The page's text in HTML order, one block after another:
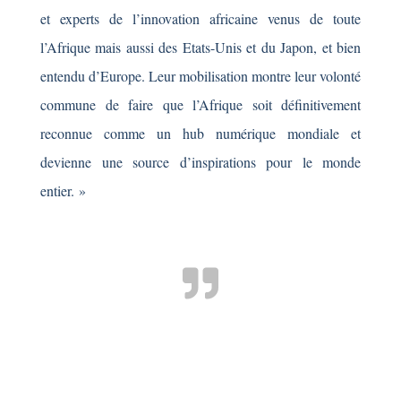
et experts de l’innovation africaine venus de toute
l’Afrique mais aussi des Etats-Unis et du Japon, et bien
entendu d’Europe. Leur mobilisation montre leur volonté
commune de faire que l’Afrique soit définitivement
reconnue comme un hub numérique mondiale et
devienne une source d’inspirations pour le monde
entier. »